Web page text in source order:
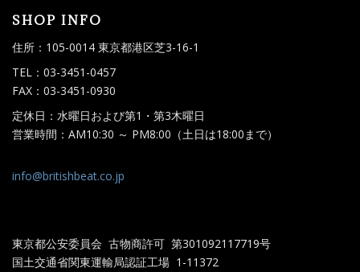
SHOP INFO
住所：105-0014 東京都港区芝3-16-1
TEL：03-3451-0457
FAX：03-3451-0930
定休日：水曜日および第1・第3木曜日
営業時間：AM10:30 ～ PM8:00（土日は18:00まで）
info@britishbeat.co.jp
東京都公安委員会 古物商許可 第301092117719号
国土交通省関東運輸局認証工場 1-11372